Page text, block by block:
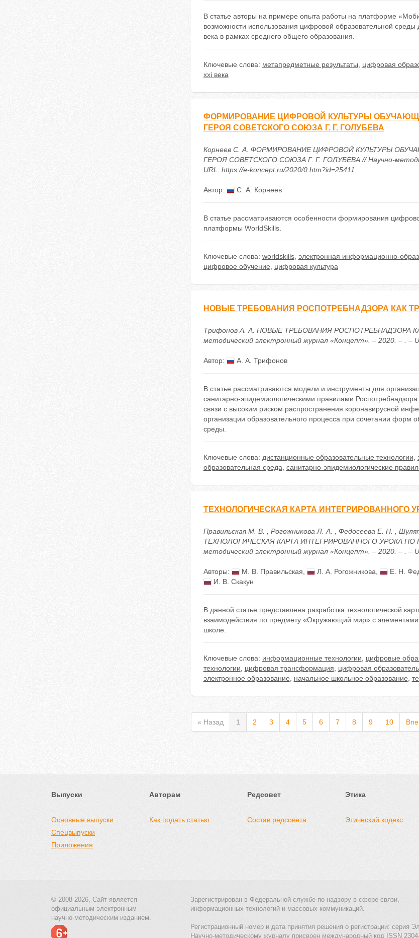
В статье авторы на примере опыта работы на платформе
возможности использования цифровой образовательной
века в рамках среднего общего образования.
Ключевые слова: метапредметные результаты цифровая
xxi века
ФОРМИРОВАНИЕ ЦИФРОВОЙ КУЛЬТУРЫ
ГЕРОЯ СОВЕТСКОГО СОЮЗА Г. Г. ГОЛУБЕВА
Корнеев С. А. ФОРМИРОВАНИЕ ЦИФРОВОЙ КУЛЬТУРЫ
ГЕРОЯ СОВЕТСКОГО СОЮЗА Г. Г. ГОЛУБЕВА // Научно-
URL: https://e-koncept.ru/2020/0.htm?id=25411
Автор: С. А. Корнеев
В статье рассматриваются особенности формирования
платформы WorldSkills.
Ключевые слова: worldskills, электронная информационно-
цифровое обучение
цифровая культура
НОВЫЕ ТРЕБОВАНИЯ РОСПОТРЕБНАДЗОРА КАК
Трифонов А. А. НОВЫЕ ТРЕБОВАНИЯ РОСПОТРЕБНАДЗОРА
методический электронный журнал «Концепт». – 2020. – . –
Автор: А. А. Трифонов
В статье рассматриваются модели и инструменты для
санитарно-эпидемиологическими правилами
связи с высоким риском распространения коронавирусной
организации образовательного процесса при сочетании форм
среды.
Ключевые слова: дистанционные образовательные технологии
образовательная среда санитарно-эпидемиологические
ТЕХНОЛОГИЧЕСКАЯ КАРТА ИНТЕГРИРОВАННОГО
Правильская М. В. , Рогожникова Л. А. , Федосеева Е. Н. ,
ТЕХНОЛОГИЧЕСКАЯ КАРТА ИНТЕГРИРОВАННОГО УРОКА
методический электронный журнал «Концепт». – 2020. – . –
Авторы: М. В. Правильская Л. А. Рогожникова Е. Н.
И. В. Скакун
В данной статье представлена разработка технологической
взаимодействия по предмету «Окружающий мир» с
школе.
Ключевые слова: информационные технологии цифровые
технологии
цифровая трансформация цифровая
электронное образование
начальное школьное образование
« Назад 1 2 3 4 5 6 7 8 9 10
Выпуски
Основные выпуски
Спецвыпуски
Приложения
Авторам
Как подать статью
Редсовет
Состав редсовета
Этика
Этический кодекс
© 2008-2026, Сайт является
официальным электронным
научно-методическим изданием.
Зарегистрирован в Федеральной службе по надзору в сфере связи,
информационных технологий и массовых коммуникаций.
Регистрационный номер и дата принятия решения о регистрации:
Научно-методическому журналу присвоен международный код ISSN